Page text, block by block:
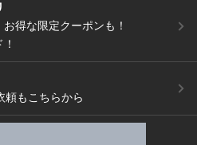
得な限定クーポンも！
頼もこちらから